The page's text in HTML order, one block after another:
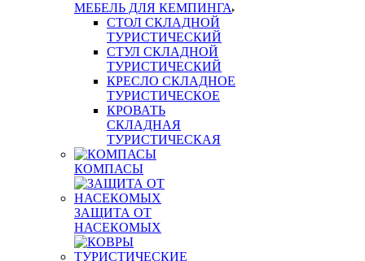
МЕБЕЛЬ ДЛЯ КЕМПИНГА
СТОЛ СКЛАДНОЙ
ТУРИСТИЧЕСКИЙ
СТУЛ СКЛАДНОЙ
ТУРИСТИЧЕСКИЙ
КРЕСЛО СКЛАДНОЕ
ТУРИСТИЧЕСКОЕ
КРОВАТЬ
СКЛАДНАЯ
ТУРИСТИЧЕСКАЯ
КОМПАСЫ
ЗАЩИТА ОТ
НАСЕКОМЫХ